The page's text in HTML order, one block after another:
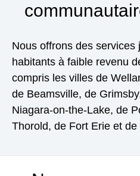
Nous offrons des services
habitants à faible revenu
compris les villes de
de Beamsville, de
Niagara-on-the-Lake, de
Thorold, de Fort Erie et